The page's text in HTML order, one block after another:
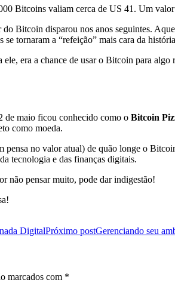
Bitcoins valiam cerca de US 41. Um
Bitcoin disparou nos anos seguintes.
se tornaram a “refeição” mais cara da
era a chance de usar o Bitcoin para
de maio ficou conhecido como o Bitcoin
como moeda.
no valor atual) de quão longe o
tecnologia e das finanças digitais.
não pensar muito, pode dar indigestão!
DigitalPróximo postGerenciando seu
marcados com *